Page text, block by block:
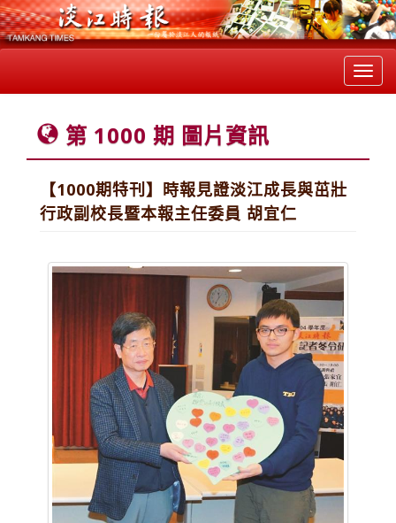
第 1000 期 圖片資訊
【1000期特刊】時報見證淡江成長與茁壯
行政副校長暨本報主任委員 胡宜仁